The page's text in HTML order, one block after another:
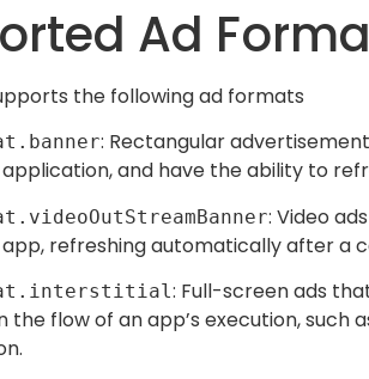
Ad
the following ad formats
: Rectangular
and have the ability to
: Video
refreshing automatically after a
: Full-screen ads
the flow of an app’s execution,